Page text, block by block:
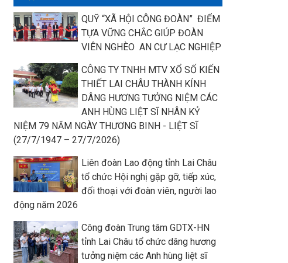
QUỸ “XÃ HỘI CÔNG ĐOÀN” ĐIỂM
TỰA VỮNG CHẮC GIÚP ĐOÀN
VIÊN NGHÈO AN CƯ LẠC NGHIỆP
CÔNG TY TNHH MTV XỔ SỐ KIẾN
THIẾT LAI CHÂU THÀNH KÍNH
DÂNG HƯƠNG TƯỞNG NIỆM CÁC
ANH HÙNG LIỆT SĨ NHÂN KỶ
NIỆM 79 NĂM NGÀY THƯƠNG BINH - LIỆT SĨ
(27/7/1947 – 27/7/2026)
Liên đoàn Lao động tỉnh Lai Châu
tổ chức Hội nghị gặp gỡ, tiếp xúc,
đối thoại với đoàn viên, người lao
động năm 2026
Công đoàn Trung tâm GDTX-HN
tỉnh Lai Châu tổ chức dâng hương
tưởng niệm các Anh hùng liệt sĩ